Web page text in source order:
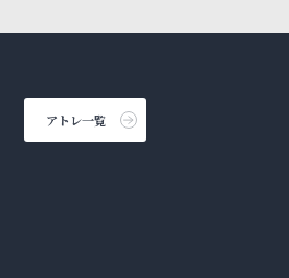
アトレ一覧